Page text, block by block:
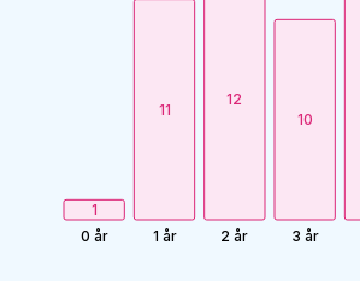
1
0 år
11
1 år
12
2 år
10
3 år